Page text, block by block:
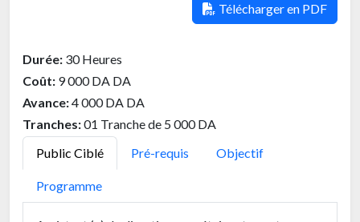
Télécharger en PDF
Durée: 30 Heures
Coût: 9 000 DA DA
Avance:4 000 DA DA
Tranches:01 Tranche de 5 000 DA
Public Ciblé
Pré-requis Objectif
Programme